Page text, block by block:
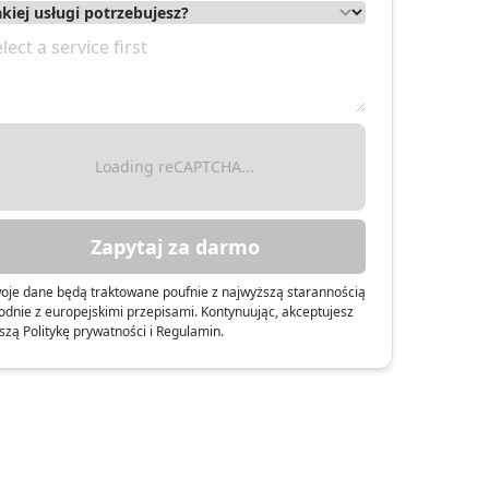
o.o.
Loading reCAPTCHA...
Zapytaj za darmo
dane będą traktowane poufnie z najwyższą starannością
z europejskimi przepisami. Kontynuując, akceptujesz
Politykę prywatności i Regulamin.